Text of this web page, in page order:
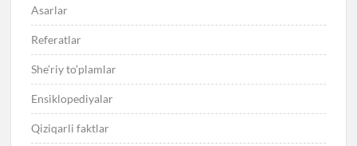
Asarlar
Referatlar
She’riy to’plamlar
Ensiklopediyalar
Qiziqarli faktlar